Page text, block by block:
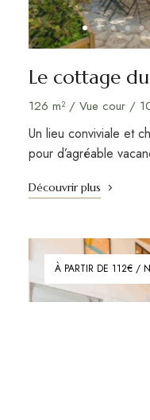
Le cottage
126 m² / Vue cour /
Un lieu conviviale et
pour d’agréable
Découvrir plus
À PARTIR DE 112€ /